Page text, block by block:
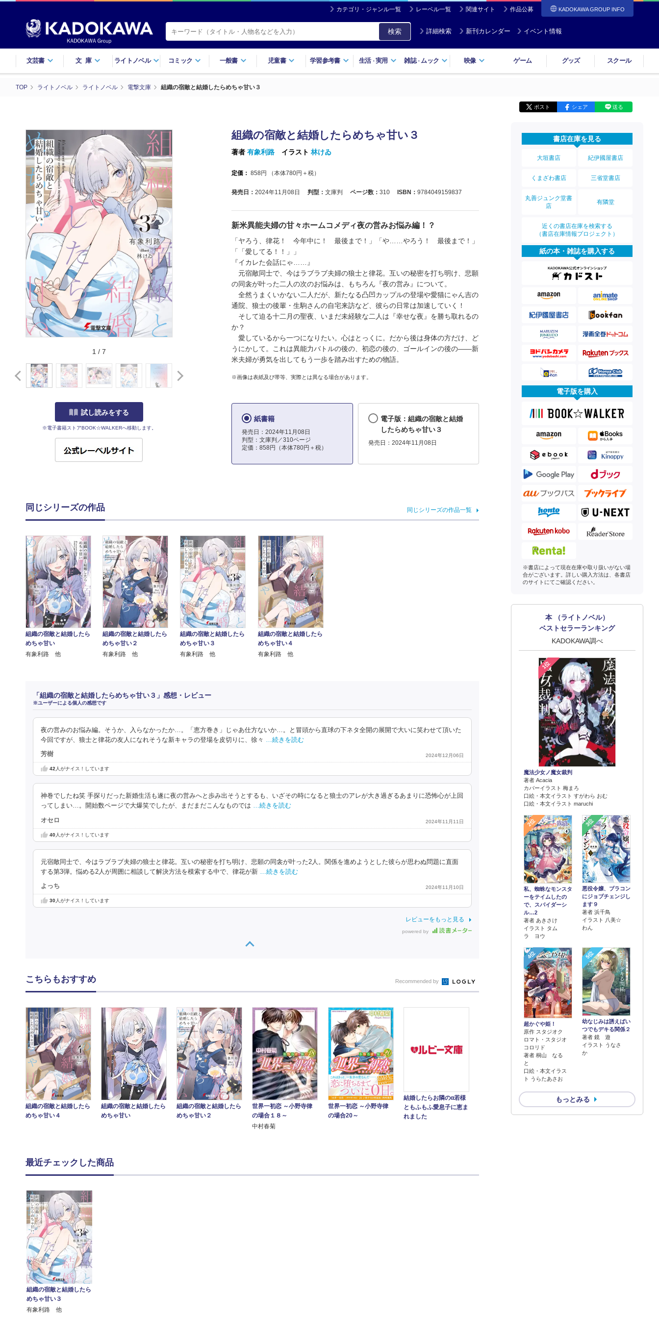
カテゴリ・ジャンル一覧 レーベル一覧 関連サイト 作品公募 KADOKAWA GROUP INFO
検索 詳細検索 新刊カレンダー イベント情報
文芸書 文庫 ライトノベル コミック 一般書 児童書 学習参考書 生活・実用 雑誌・ ムック 映像 ゲーム グッズ スクール
TOP ライトノベル ライトノベル 電撃文庫 組織の宿敵と結婚したらめちゃ甘い３
ポスト シェア 送る
1 / 7
試し読みをする
※電子書籍ストアBOOK☆WALKERへ移動します。
組織の宿敵と結婚したらめちゃ甘い３
著者 有象利路 イラスト 林けゐ
定価： 858円 （本体780円＋税）
発売日： 2024年11月08日 判型： 文庫判 ページ数： 310 ISBN： 9784049159837
新米異能夫婦の甘々ホームコメディ夜の営みお悩み編！？
「ヤろう、律花！ 今年中に！ 最後まで！」「や……やろう！ 最後まで！」
「「愛してる！！」」
『イカレた会話にゃ……』
元宿敵同士で、今はラブラブ夫婦の狼士と律花。互いの秘密を打ち明け、悲願
の同衾が叶った二人の次のお悩みは、もちろん『夜の営み』について。
全然うまくいかない二人だが、新たなる凸凹カップルの登場や愛猫にゃん吉の
通院、狼士の後輩・生駒さんの自宅来訪など、彼らの日常は加速していく！
そして迫る十二月の聖夜、いまだ未経験な二人は『幸せな夜』を勝ち取れるの
か？
愛しているから一つになりたい。心はとっくに。だから後は身体の方だけ、ど
うにかして。これは異能力バトルの後の、初恋の後の、ゴールインの後の――新
米夫婦が勇気を出してもう一歩を踏み出すための物語。
※画像は表紙及び帯等、実際とは異なる場合があります。
紙書籍
発売日：2024年11月08日
判型：文庫判／310ページ
定価：858円（本体780円＋税）
電子版：組織の宿敵と結婚
したらめちゃ甘い３
発売日：2024年11月08日
同じシリーズの作品 同じシリーズの作品一覧
組織の宿敵と結婚したら
めちゃ甘い
有象利路 他
組織の宿敵と結婚したら
めちゃ甘い２
有象利路 他
組織の宿敵と結婚したら
めちゃ甘い３
有象利路 他
組織の宿敵と結婚したら
めちゃ甘い４
有象利路 他
「組織の宿敵と結婚したらめちゃ甘い３」感想・レビュー
※ユーザーによる個人の感想です
夜の営みのお悩み編。そうか、入らなかったか…。「恵方巻き」じゃあ仕方ないか…。と冒頭から直球の下ネタ全開の展開で大いに笑わせて頂いた
今回ですが、狼士と律花の友人になれそうな新キャラの登場を皮切りに、徐々
…続きを読む
芳樹 2024年12月06日
42人がナイス！しています
神巻でしたね笑 手探りだった新婚生活も遂に夜の営みへと歩み出そうとするも、いざその時になると狼士のアレが大き過ぎるあまりに恐怖心が上回
ってしまい…。開始数ページで大爆笑でしたが、まだまだこんなものでは …続きを読む
オセロ 2024年11月11日
40人がナイス！しています
元宿敵同士で、今はラブラブ夫婦の狼士と律花。互いの秘密を打ち明け、悲願の同衾が叶った2人。関係を進めようとした彼らが思わぬ問題に直面
する第3弾。悩める2人が周囲に相談して解決方法を模索する中で、律花が新 …続きを読む
よっち 2024年11月10日
30人がナイス！しています
レビューをもっと見る
powered by
書店在庫を見る
大垣書店 紀伊國屋書店
くまざわ書店 三省堂書店
丸善ジュンク堂書
店
有隣堂
近くの書店在庫を検索する
（書店在庫情報プロジェクト）
紙の本・雑誌を購入する
電子版を購入
※書店によって現在在庫や取り扱いがない場
合がございます。詳しい購入方法は、各書店
のサイトにてご確認ください。
本 （ライトノベル）
ベストセラーランキング
KADOKAWA調べ
1位
魔法少女ノ魔女裁判
著者 Acacia
カバーイラスト 梅まろ
口絵・本文イラスト すがわら おむ
口絵・本文イラスト maruchi
2位
私、蜘蛛なモンスタ
ーをテイムしたの
で、スパイダーシ
ル…2
著者 あきさけ
イラスト タム
ラ ヨウ
3位
悪役令嬢、ブラコン
にジョブチェンジし
ます９
著者 浜千鳥
イラスト 八美☆
わん
4位
超かぐや姫！
原作 スタジオク
ロマト・スタジオ
コロリド
著者 桐山 なる
と
口絵・本文イラス
ト うらたあさお
5位
幼なじみは誘えばい
つでもデキる関係２
著者 鏡 遊
イラスト うなさ
か
もっとみる
こちらもおすすめ Recommended by
組織の宿敵と結婚したら
めちゃ甘い４
組織の宿敵と結婚したら
めちゃ甘い
組織の宿敵と結婚したら
めちゃ甘い２
世界一初恋 ～小野寺律
の場合１８～
中村春菊
世界一初恋 ～小野寺律
の場合20～
結婚したらお隣のα若様
ともふもふ愛息子に恵ま
れました
最近チェックした商品
組織の宿敵と結婚したら
めちゃ甘い３
有象利路 他